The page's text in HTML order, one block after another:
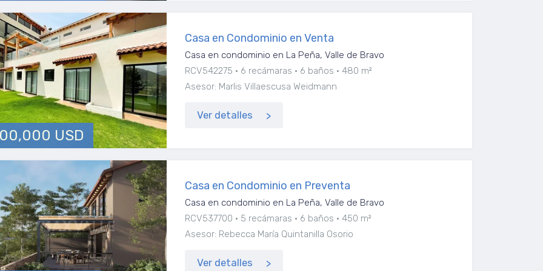
USD
Casa en Condominio en Venta
Casa en condominio en La Peña, Valle de Bravo
RCV542275
6 recámaras 6 baños
480 m²
Asesor: Marlis Villaescusa Weidmann
Ver detalles
Casa en Condominio en Preventa
Casa en condominio en La Peña, Valle de Bravo
RCV537700
5 recámaras 6 baños
450 m²
Asesor: Rebecca María Quintanilla Osorio
Ver detalles